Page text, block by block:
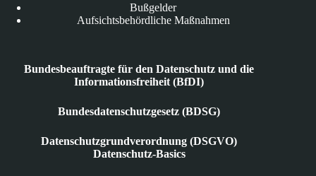
Bußgelder
Aufsichtsbehördliche Maßnahmen
Bundesbeauftragte für den Datenschutz und die
Informationsfreiheit (BfDI)
Bundesdatenschutzgesetz (BDSG)
Datenschutzgrundverordnung (DSGVO)
Datenschutz-Basics